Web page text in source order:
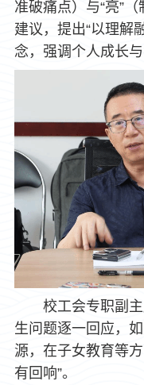
准破痛点）与“亮”
建议，提出“以理解
念，强调个人成长
校工会专职副
生问题逐一回应，
源，在子女教育等
有回响”。